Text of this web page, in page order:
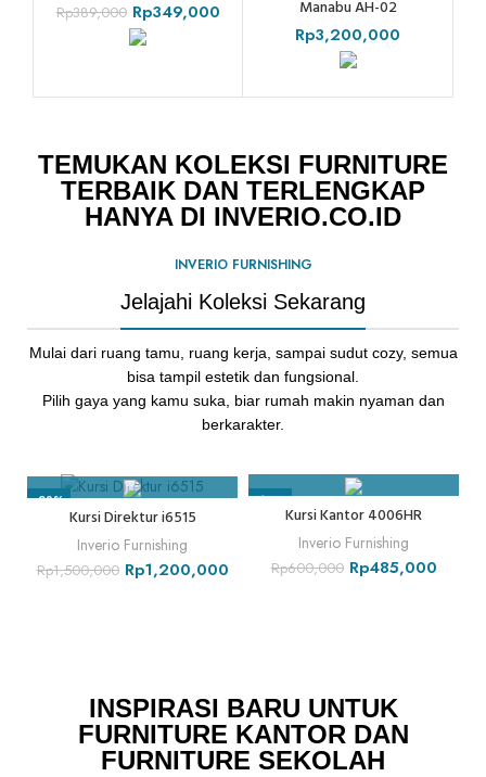
Rp389,000 Rp349,000 Manabu AH-02
Rp3,200,000
TEMUKAN KOLEKSI FURNITURE
TERBAIK DAN TERLENGKAP
HANYA DI INVERIO.CO.ID
INVERIO FURNISHING
Jelajahi Koleksi Sekarang
Mulai dari ruang tamu, ruang kerja, sampai sudut cozy, semua
bisa tampil estetik dan fungsional.
Pilih gaya yang kamu suka, biar rumah makin nyaman dan
berkarakter.
-20%
Kursi Direktur i6515
Inverio Furnishing
Rp1,500,000 Rp1,200,000
-19%
Kursi Kantor 4006HR
Inverio Furnishing
Rp600,000 Rp485,000
INSPIRASI BARU UNTUK
FURNITURE KANTOR DAN
FURNITURE SEKOLAH